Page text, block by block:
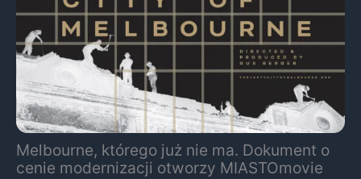
Melbourne, którego już nie ma. Dokument o
cenie modernizacji otworzy MIASTOmovie